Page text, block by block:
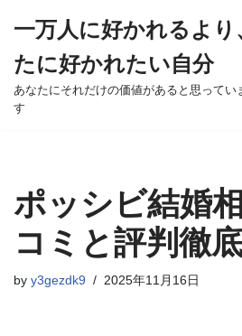
to
content
一万人に好かれるより
たに好かれたい自分
あなたにそれだけの価値があると思ってい
す
ポッシビ結婚
コミと評判徹
by y3gezdk9 2025年11月16日